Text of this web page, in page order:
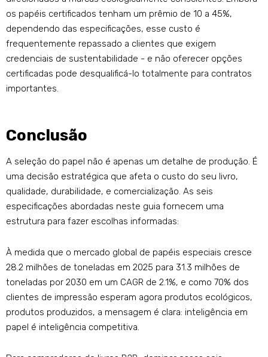
os papéis certificados tenham um prêmio de 10 a 45%,
dependendo das especificações, esse custo é
frequentemente repassado a clientes que exigem
credenciais de sustentabilidade - e não oferecer opções
certificadas pode desqualificá-lo totalmente para contratos
importantes.
Conclusão
A seleção do papel não é apenas um detalhe de produção. É
uma decisão estratégica que afeta o custo do seu livro,
qualidade, durabilidade, e comercialização. As seis
especificações abordadas neste guia fornecem uma
estrutura para fazer escolhas informadas:
À medida que o mercado global de papéis especiais cresce
28.2 milhões de toneladas em 2025 para 31.3 milhões de
toneladas por 2030 em um CAGR de 2.1%, e como 70% dos
clientes de impressão esperam agora produtos ecológicos,
produtos produzidos, a mensagem é clara: inteligência em
papel é inteligência competitiva.